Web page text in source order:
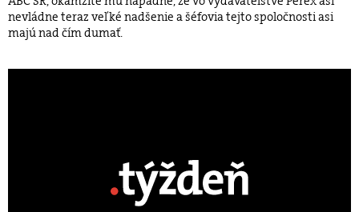
nevládne teraz veľké nadšenie a šéfovia tejto spoločnosti asi
majú nad čím dumať.